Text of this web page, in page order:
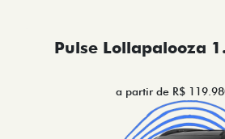
Pulse Lollapalooza
a partir de R$